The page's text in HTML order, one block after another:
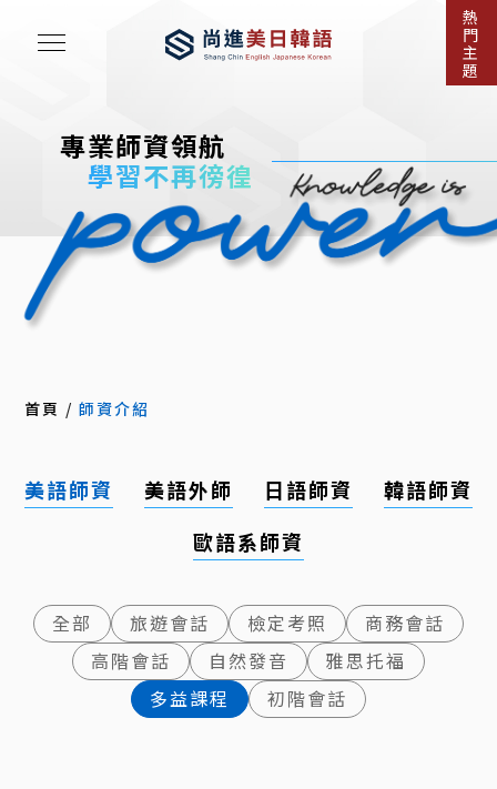
熱
門
主
題
專業師資領航
學習不再徬徨
首頁 /師資介紹
美語師資 美語外師 日語師資
韓語師資
歐語系師資
全部 旅遊會話 檢定考照
商務會話
高階會話
自然發音
雅思托福
多益課程
初階會話